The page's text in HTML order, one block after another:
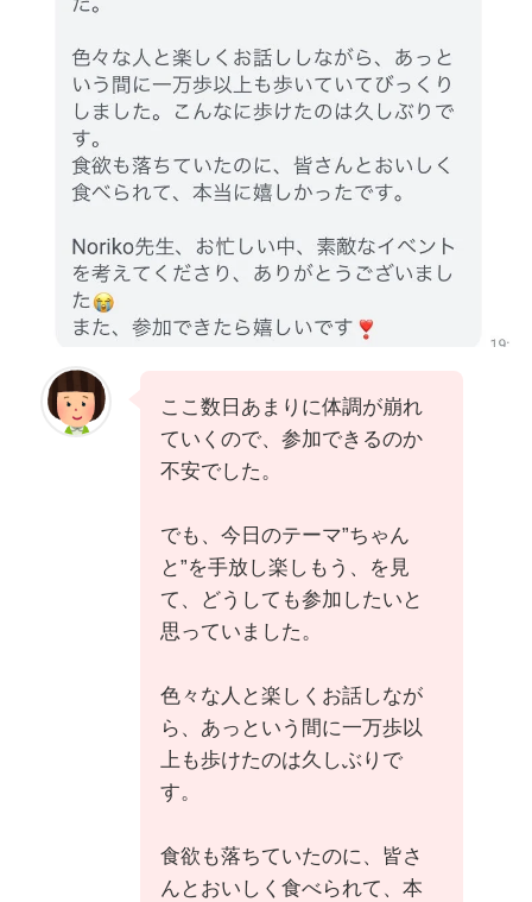
ここ数日あまりに体調が崩れ
ていくので、参加できるのか
不安でした。
でも、今日のテーマ”ちゃん
と”を手放し楽しもう、を見
て、どうしても参加したいと
思っていました。
色々な人と楽しくお話しなが
ら、あっという間に一万歩以
上も歩けたのは久しぶりで
す。
食欲も落ちていたのに、皆さ
んとおいしく食べられて、本